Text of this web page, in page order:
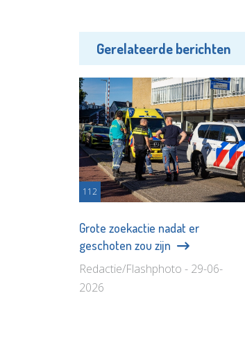
Gerelateerde berichten
112
Grote zoekactie nadat er
geschoten zou zijn
Redactie/Flashphoto - 29-06-
2026